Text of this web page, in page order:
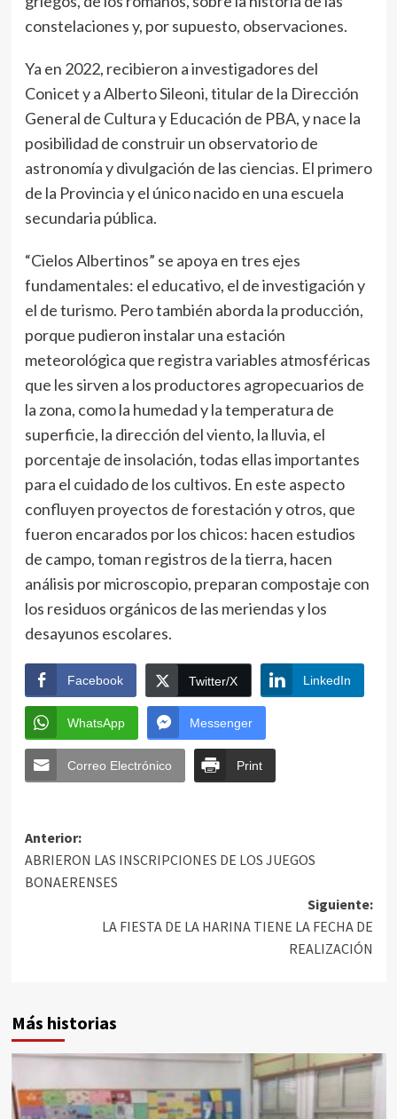
constelaciones y, por supuesto, observaciones.
Ya en 2022, recibieron a investigadores del
Conicet y a Alberto Sileoni, titular de la Dirección
General de Cultura y Educación de PBA, y nace la
posibilidad de construir un observatorio de
astronomía y divulgación de las ciencias. El primero
de la Provincia y el único nacido en una escuela
secundaria pública.
“Cielos Albertinos” se apoya en tres ejes
fundamentales: el educativo, el de investigación y
el de turismo. Pero también aborda la producción,
porque pudieron instalar una estación
meteorológica que registra variables atmosféricas
que les sirven a los productores agropecuarios de
la zona, como la humedad y la temperatura de
superficie, la dirección del viento, la lluvia, el
porcentaje de insolación, todas ellas importantes
para el cuidado de los cultivos. En este aspecto
confluyen proyectos de forestación y otros, que
fueron encarados por los chicos: hacen estudios
de campo, toman registros de la tierra, hacen
análisis por microscopio, preparan compostaje con
los residuos orgánicos de las meriendas y los
desayunos escolares.
Facebook Twitter/X LinkedIn
WhatsApp Messenger
Correo Electrónico Print
Anterior:
ABRIERON LAS INSCRIPCIONES DE LOS JUEGOS
BONAERENSES
Siguiente:
LA FIESTA DE LA HARINA TIENE LA FECHA DE
REALIZACIÓN
Más historias